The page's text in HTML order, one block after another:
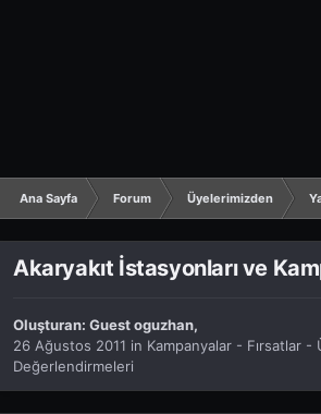
Ana Sayfa Forum Üyelerimizden
Akaryakıt İstasyonları ve
Oluşturan: Guest oguzhan,
26 Ağustos 2011 in Kampanyalar - Fırsatlar -
Değerlendirmeleri